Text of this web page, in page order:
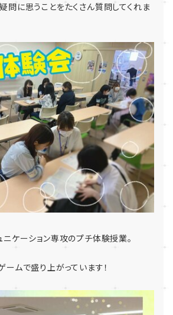
問に思うことをたくさん質問してくれま
ニケーション専攻のプチ体験授業。
ームで盛り上がっています！